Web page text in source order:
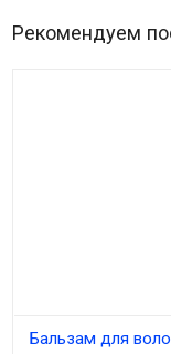
Рекомендуем
Бальзам для